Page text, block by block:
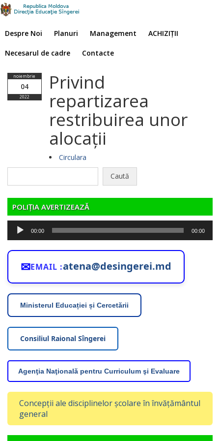
Despre Noi Planuri Management ACHIZIȚII
Necesarul de cadre Contacte
noiembrie
04
2022
Privind
repartizarea
restribuirea unor
alocații
Circulara
POLIȚIA AVERTIZEAZĂ
Player
audio
00:00 00:00
✉EMAIL :atena@desingerei.md
Ministerul Educației și Cercetării
Consiliul Raional Sîngerei
Agenţia Naţională pentru Curriculum şi Evaluare
Concepții ale disciplinelor școlare în învățământul
general